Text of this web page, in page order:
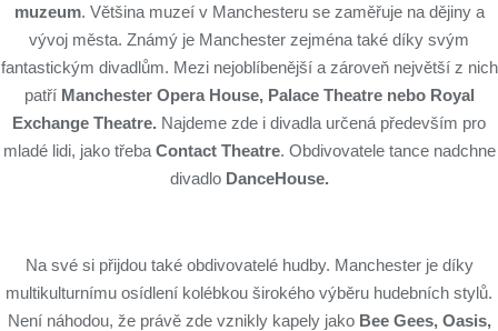
muzeum. Většina muzeí v Manchesteru se zaměřuje na dějiny a
vývoj města. Známý je Manchester zejména také díky svým
fantastickým divadlům. Mezi nejoblíbenější a zároveň největší z nich
patří Manchester Opera House, Palace Theatre nebo Royal
Exchange Theatre. Najdeme zde i divadla určená především pro
mladé lidi, jako třeba Contact Theatre. Obdivovatele tance nadchne
divadlo DanceHouse.
Na své si přijdou také obdivovatelé hudby. Manchester je díky
multikulturnímu osídlení kolébkou širokého výběru hudebních stylů.
Není náhodou, že právě zde vznikly kapely jako Bee Gees, Oasis,